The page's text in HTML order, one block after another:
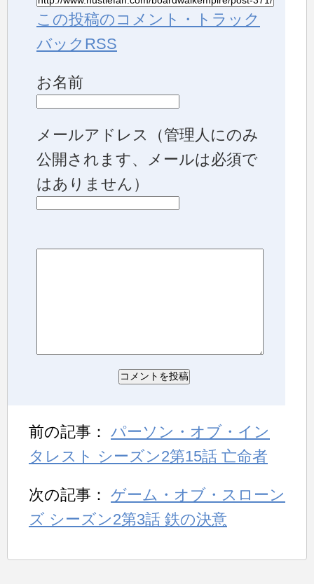
この投稿のコメント・トラック
バックRSS
お名前
メールアドレス
（管理人にのみ
公開されます、メールは必須で
はありません）
前の記事： パーソン・オブ・イン
タレスト シーズン2第15話 亡命者
次の記事： ゲーム・オブ・スローン
ズ シーズン2第3話 鉄の決意